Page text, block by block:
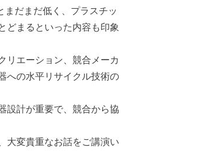
だまだ低く、プラスチッ
どまるといった内容も印象
リエーション、競合メーカ
への水平リサイクル技術の
設計が重要で、競合から協
大変貴重なお話をご講演い